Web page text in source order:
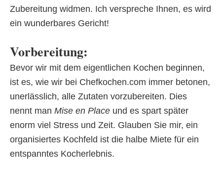
Zubereitung widmen. Ich verspreche Ihnen, es wird
ein wunderbares Gericht!
Vorbereitung:
Bevor wir mit dem eigentlichen Kochen beginnen,
ist es, wie wir bei Chefkochen.com immer betonen,
unerlässlich, alle Zutaten vorzubereiten. Dies
nennt man Mise en Place und es spart später
enorm viel Stress und Zeit. Glauben Sie mir, ein
organisiertes Kochfeld ist die halbe Miete für ein
entspanntes Kocherlebnis.